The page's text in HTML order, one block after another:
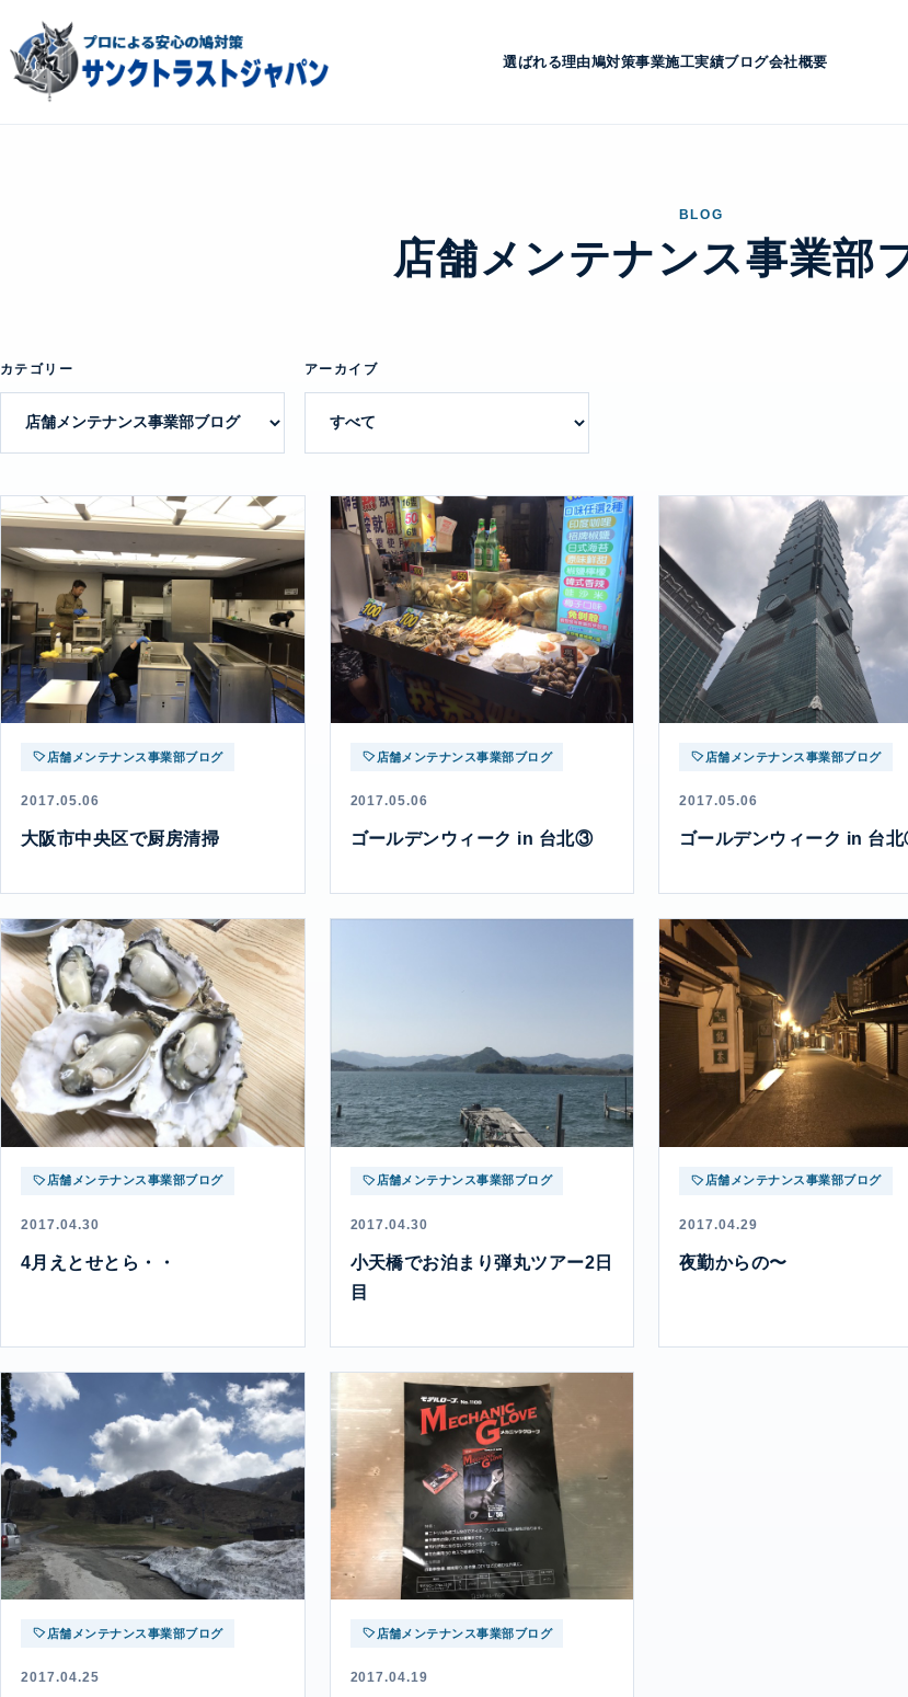
選ばれる理由鳩対策事業施工実績ブログ会社概要
BLOG
店舗メンテナンス事業部
カテゴリー アーカイブ
店舗メンテナンス事業部ブログ
2017.05.06
大阪市中央区で厨房清掃
店舗メンテナンス事業部ブログ
2017.05.06
ゴールデンウィーク in 台北③
店舗メンテナンス事業部ブログ
2017.05.06
ゴールデンウィーク in 台
店舗メンテナンス事業部ブログ
2017.04.30
4月えとせとら・・
店舗メンテナンス事業部ブログ
2017.04.30
小天橋でお泊まり弾丸ツアー2日
目
店舗メンテナンス事業部ブログ
2017.04.29
夜勤からの〜
店舗メンテナンス事業部ブログ
2017.04.25
店舗メンテナンス事業部ブログ
2017.04.19